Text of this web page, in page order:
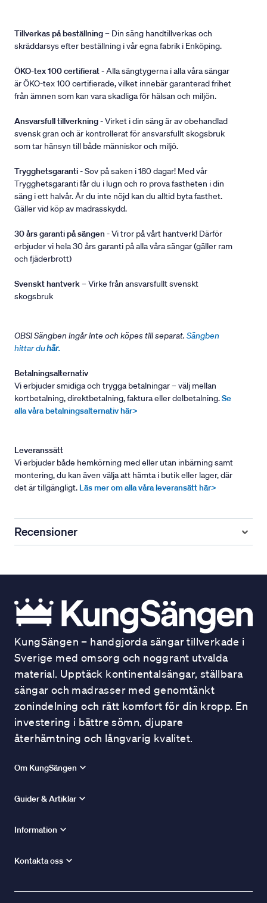
Tillverkas på beställning– Din säng handtillverkas och
skräddarsys efter beställning i vår egna fabrik i Enköping.
ÖKO-tex 100 certifierat- Alla sängtygerna i alla våra sängar
är ÖKO-tex 100 certifierade, vilket innebär garanterad frihet
från ämnen som kan vara skadliga för hälsan och miljön.
Ansvarsfull tillverkning- Virket i din säng är av obehandlad
svensk gran och är kontrollerat för ansvarsfullt skogsbruk
som tar hänsyn till både människor och miljö.
Trygghetsgaranti- Sov på saken i 180 dagar! Med vår
Trygghetsgaranti får du i lugn och ro prova fastheten i din
säng i ett halvår. Är du inte nöjd kan du alltid byta fasthet.
Gäller vid köp av madrasskydd.
30 års garanti på sängen - Vi tror på vårt hantverk! Därför
erbjuder vi hela 30 års garanti på alla våra sängar (gäller ram
och fjäderbrott)
Svenskt hantverk– Virke från ansvarsfullt svenskt
skogsbruk
OBS! Sängben ingår inte och köpes till separat. Sängben
hittar duhär.
Betalningsalternativ
Vi erbjuder smidiga och trygga betalningar – välj mellan
kortbetalning, direktbetalning, faktura eller delbetalning.Se
alla våra betalningsalternativ här>
Leveranssätt
Vi erbjuder både hemkörning med eller utan inbärning samt
montering, du kan även välja att hämta i butik eller lager, där
det är tillgängligt. Läs mer om alla våra leveransätt här>
Recensioner
KungSängen – handgjorda sängar tillverkade i
Sverige med omsorg och noggrant utvalda
material. Upptäck kontinentalsängar, ställbara
sängar och madrasser med genomtänkt
zonindelning och rätt komfort för din kropp. En
investering i bättre sömn, djupare
återhämtning och långvarig kvalitet.
Om KungSängen
Guider & Artiklar
Information
Kontakta oss